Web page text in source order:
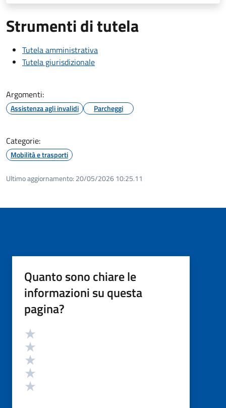
Strumenti di tutela
Tutela amministrativa
Tutela giurisdizionale
Argomenti:
Assistenza agli invalidi Parcheggi
Categorie:
Mobilità e trasporti
Ultimo aggiornamento: 20/05/2026 10:25.11
Quanto sono chiare le
informazioni su questa
pagina?
Valutazione